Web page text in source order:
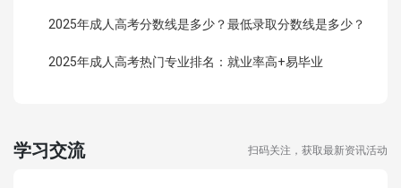
2025年成人高考分数线是多少？最低录取分数线是多少？
2025年成人高考热门专业排名：就业率高+易毕业
学习交流 扫码关注，获取最新资讯活动